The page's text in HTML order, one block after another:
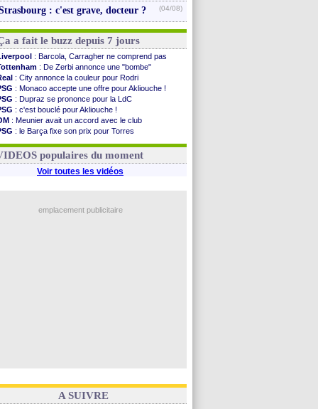
: c'est grave, docteur ? (04/08)
a fait le buzz depuis 7 jours
: Barcola, Carragher ne comprend pas
: De Zerbi annonce une "bombe"
: City annonce la couleur pour Rodri
: Monaco accepte une offre pour Akliouche !
: Dupraz se prononce pour la LdC
: c'est bouclé pour Akliouche !
: Meunier avait un accord avec le club
: le Barça fixe son prix pour Torres
: Torres souhaite rejoindre le PSG !
populaires du moment
Voir toutes les vidéos
emplacement publicitaire
A SUIVRE